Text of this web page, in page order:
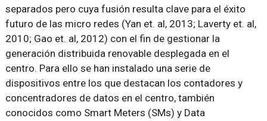
separados pero cuya fusión resulta clave para el éxito
futuro de las micro redes (Yan et. al, 2013; Laverty et. al,
2010; Gao et. al, 2012) con el fin de gestionar la
generación distribuida renovable desplegada en el
centro. Para ello se han instalado una serie de
dispositivos entre los que destacan los contadores y
concentradores de datos en el centro, también
conocidos como Smart Meters (SMs) y Data